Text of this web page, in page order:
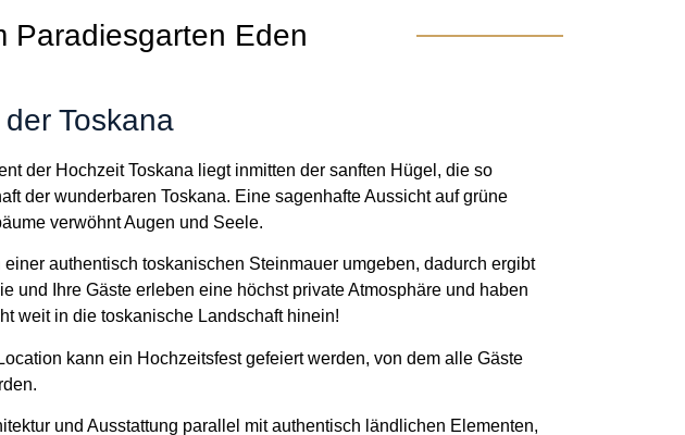
Paradiesgarten Eden
Toskana
der Hochzeit Toskana liegt inmitten der sanften Hügel, die so
der wunderbaren Toskana. Eine sagenhafte Aussicht auf grüne
ume verwöhnt Augen und Seele.
authentisch toskanischen Steinmauer umgeben, dadurch ergibt
und Ihre Gäste erleben eine höchst private Atmosphäre und haben
weit in die toskanische Landschaft hinein!
kann ein Hochzeitsfest gefeiert werden, von dem alle Gäste
und Ausstattung parallel mit authentisch ländlichen Elementen,